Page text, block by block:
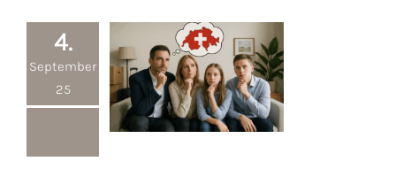
4.
September
25
Auswandern in